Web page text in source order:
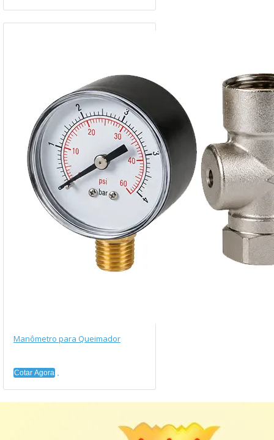
Manômetro para Queimador
Cotar Agora